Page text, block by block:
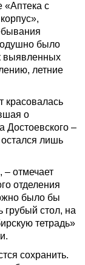
«Аптека с
было
выявленных
летние
красовалась
о
Достоевского –
лишь
– отмечает
отделения
было бы
грубый стол, на
тетрадь»
сохранить.